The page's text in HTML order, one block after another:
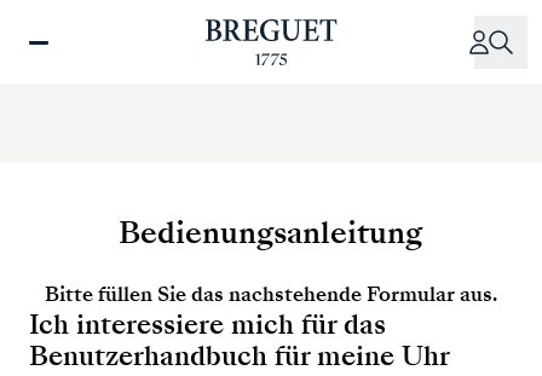
zum
Bedienungsanleitung
Bitte füllen Sie das nachstehende Formular aus.
Ich interessiere mich für das
Benutzerhandbuch für meine Uhr